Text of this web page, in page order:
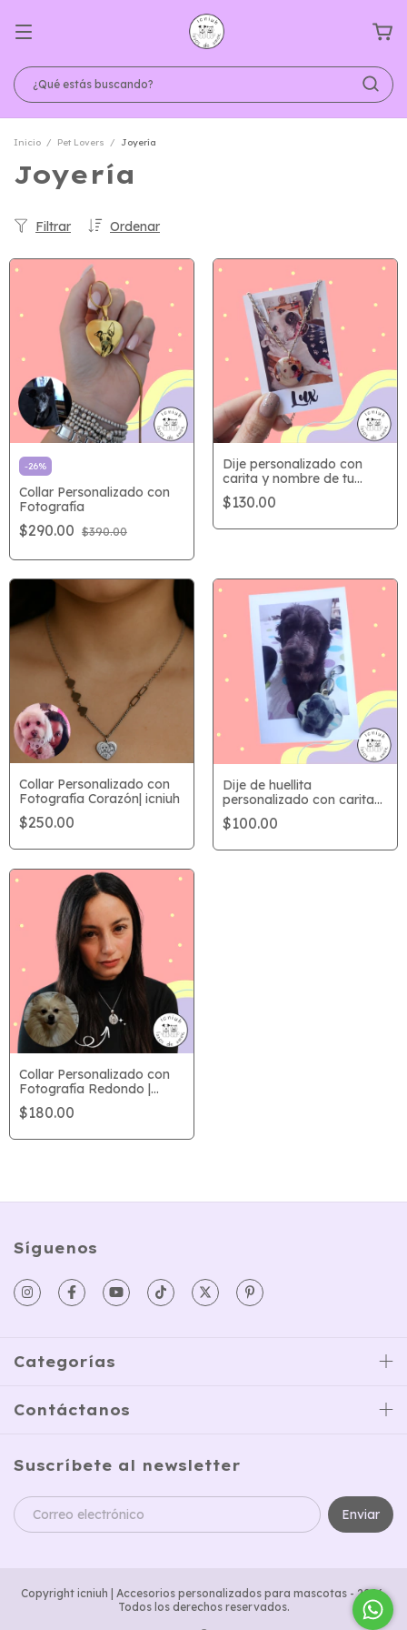
Inicio / Pet Lovers / Joyería
Joyería
Ordenar
Filtrar
-26%
Collar Personalizado con
Fotografía
$290.00 $390.00
Dije personalizado con
carita y nombre de tu
peque | icniuh
$130.00
Collar Personalizado con
Fotografía Corazón| icniuh
$250.00
Dije de huellita
personalizado con carita
de tu mascota | icniuh
$100.00
Collar Personalizado con
Fotografía Redondo |
icniuh
$180.00
Síguenos
Categorías
Contáctanos
Suscríbete al newsletter
Copyright icniuh | Accesorios personalizados para mascotas - 2026.
Todos los derechos reservados.